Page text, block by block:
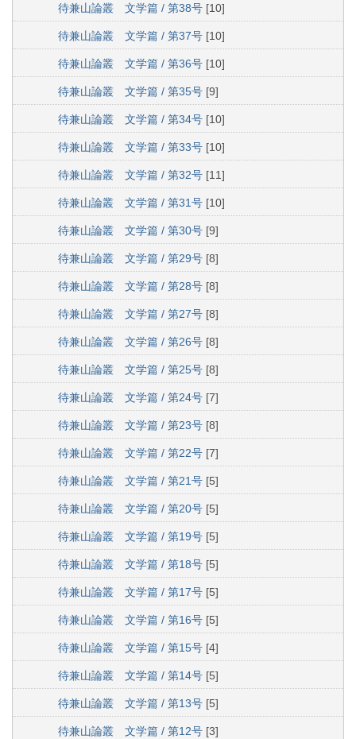
待兼山論叢 文学篇 / 第38号 [10]
待兼山論叢 文学篇 / 第37号 [10]
待兼山論叢 文学篇 / 第36号 [10]
待兼山論叢 文学篇 / 第35号 [9]
待兼山論叢 文学篇 / 第34号 [10]
待兼山論叢 文学篇 / 第33号 [10]
待兼山論叢 文学篇 / 第32号 [11]
待兼山論叢 文学篇 / 第31号 [10]
待兼山論叢 文学篇 / 第30号 [9]
待兼山論叢 文学篇 / 第29号 [8]
待兼山論叢 文学篇 / 第28号 [8]
待兼山論叢 文学篇 / 第27号 [8]
待兼山論叢 文学篇 / 第26号 [8]
待兼山論叢 文学篇 / 第25号 [8]
待兼山論叢 文学篇 / 第24号 [7]
待兼山論叢 文学篇 / 第23号 [8]
待兼山論叢 文学篇 / 第22号 [7]
待兼山論叢 文学篇 / 第21号 [5]
待兼山論叢 文学篇 / 第20号 [5]
待兼山論叢 文学篇 / 第19号 [5]
待兼山論叢 文学篇 / 第18号 [5]
待兼山論叢 文学篇 / 第17号 [5]
待兼山論叢 文学篇 / 第16号 [5]
待兼山論叢 文学篇 / 第15号 [4]
待兼山論叢 文学篇 / 第14号 [5]
待兼山論叢 文学篇 / 第13号 [5]
待兼山論叢 文学篇 / 第12号 [3]